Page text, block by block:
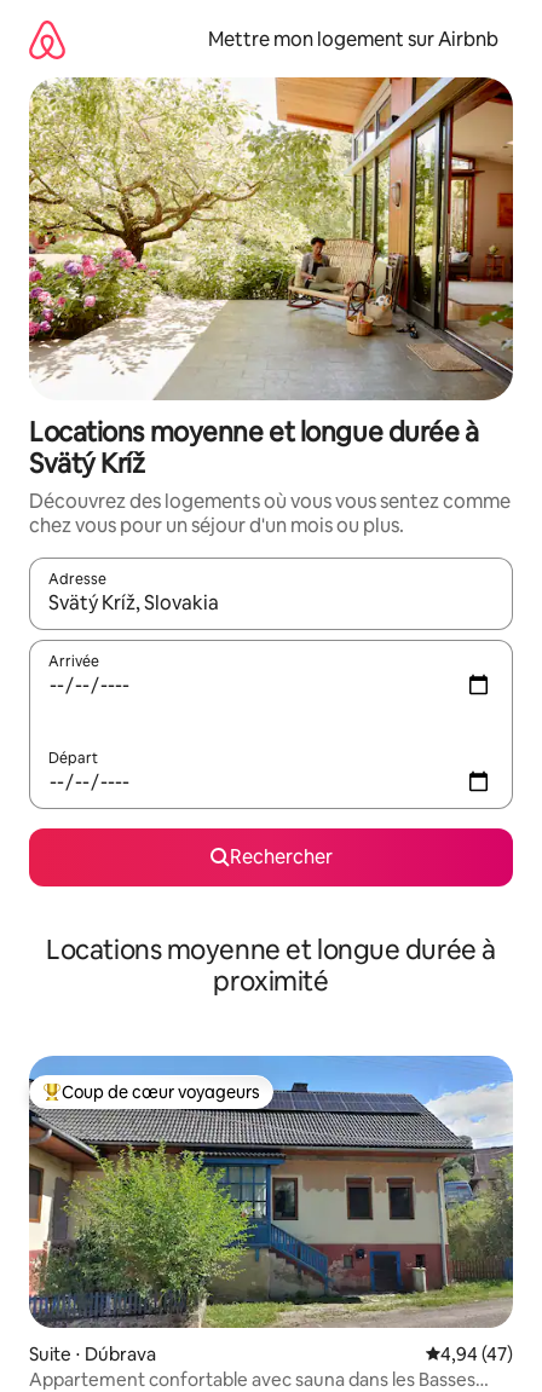
directement
contenu
Mettre mon logement sur Airbnb
Locations moyenne et longue durée à
Svätý Kríž
Découvrez des logements où vous vous sentez comme
chez vous pour un séjour d'un mois ou plus.
Adresse
Lorsque les résultats s'affichent, utilisez les flèches vers le
Arrivée
Départ
Rechercher
Locations moyenne et longue durée à
proximité
Coups de cœur voyageurs les plus appréciés
Coup de cœur voyageurs
Suite ⋅ Dúbrava Évaluation
4,94 (47)
Appartement confortable avec sauna dans les Basses